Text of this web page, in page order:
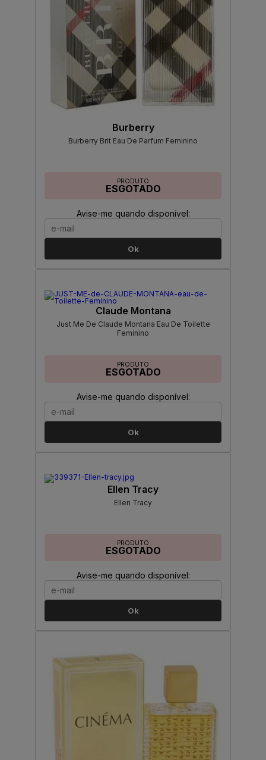
Burberry
Burberry Brit Eau De Parfum Feminino
PRODUTO
ESGOTADO
Avise-me quando disponível:
Ok
Claude Montana
Just Me De Claude Montana Eau De Toilette
Feminino
PRODUTO
ESGOTADO
Avise-me quando disponível:
Ok
Ellen Tracy
Ellen Tracy
PRODUTO
ESGOTADO
Avise-me quando disponível:
Ok